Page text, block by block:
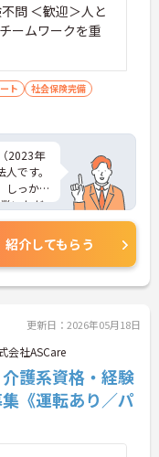
問 ＜歓迎＞人と
ームワークを重
ト
社会保険完備
2023年
です。
しっか
いただ
、手を
お仕事
など、
ご相談
紹介してもらう
更新日：2026年05月18日
会社ASCare
護系資格・経験
《運転あり／パ